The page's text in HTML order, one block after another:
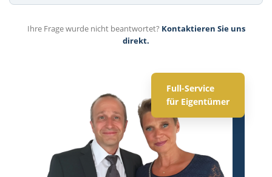
Ihre Frage wurde nicht beantwortet? Kontaktieren Sie uns
direkt.
Full-Service
für Eigentümer